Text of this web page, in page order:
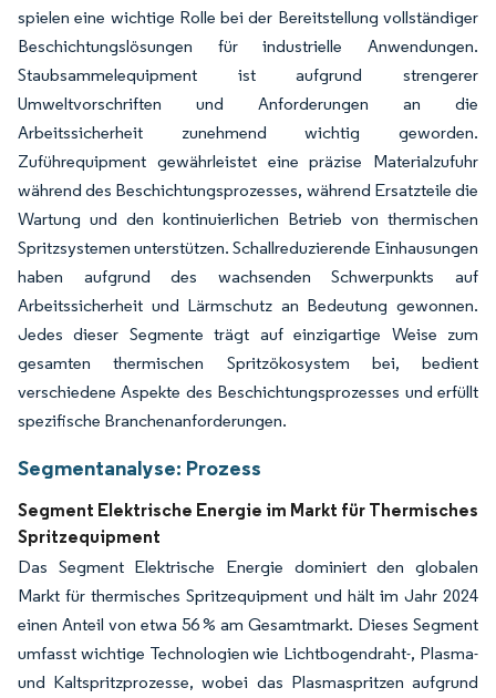
spielen eine wichtige Rolle bei der Bereitstellung vollständiger
Beschichtungslösungen für industrielle Anwendungen.
Staubsammelequipment ist aufgrund strengerer
Umweltvorschriften und Anforderungen an die
Arbeitssicherheit zunehmend wichtig geworden.
Zuführequipment gewährleistet eine präzise Materialzufuhr
während des Beschichtungsprozesses, während Ersatzteile die
Wartung und den kontinuierlichen Betrieb von thermischen
Spritzsystemen unterstützen. Schallreduzierende Einhausungen
haben aufgrund des wachsenden Schwerpunkts auf
Arbeitssicherheit und Lärmschutz an Bedeutung gewonnen.
Jedes dieser Segmente trägt auf einzigartige Weise zum
gesamten thermischen Spritzökosystem bei, bedient
verschiedene Aspekte des Beschichtungsprozesses und erfüllt
spezifische Branchenanforderungen.
Segmentanalyse: Prozess
Segment Elektrische Energie im Markt für Thermisches
Spritzequipment
Das Segment Elektrische Energie dominiert den globalen
Markt für thermisches Spritzequipment und hält im Jahr 2024
einen Anteil von etwa 56 % am Gesamtmarkt. Dieses Segment
umfasst wichtige Technologien wie Lichtbogendraht-, Plasma-
und Kaltspritzprozesse, wobei das Plasmaspritzen aufgrund